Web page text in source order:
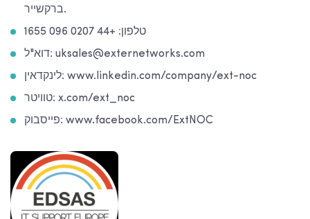
ברקשייר.
טלפון: +44 0207 096 1655
דוא"ל: uksales@externetworks.com
לינקדאין: www.linkedin.com/company/ext-noc
טוויטר: x.com/ext_noc
פייסבוק: www.facebook.com/ExtNOC